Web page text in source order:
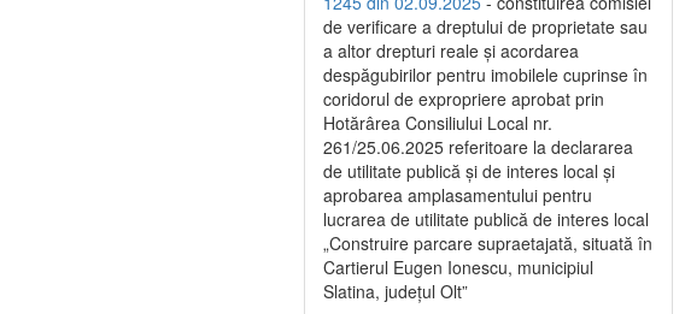
de verificare a dreptului de proprietate sau
a altor drepturi reale și acordarea
despăgubirilor pentru imobilele cuprinse în
coridorul de expropriere aprobat prin
Hotărârea Consiliului Local nr.
261/25.06.2025 referitoare la declararea
de utilitate publică și de interes local și
aprobarea amplasamentului pentru
lucrarea de utilitate publică de interes local
„Construire parcare supraetajată, situată în
Cartierul Eugen Ionescu, municipiul
Slatina, județul Olt”